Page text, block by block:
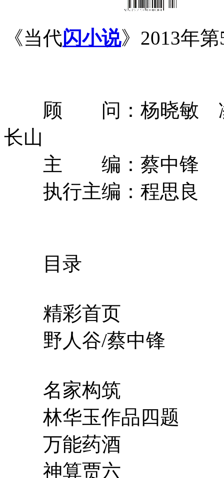
《当代闪小说》2013年
顾 问：杨晓敏 凌
长山
主 编：蔡中锋
执行主编：程思良
目录
精彩首页
野人谷/蔡中锋
名家构筑
林华玉作品四题
万能药酒
神算贾六